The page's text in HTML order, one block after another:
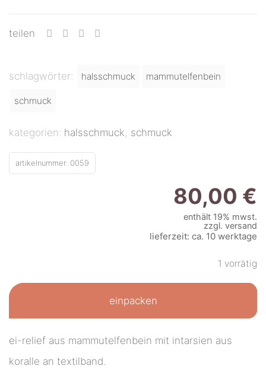
teilen
schlagwörter: halsschmuck mammutelfenbein
schmuck
kategorien: halsschmuck, schmuck
artikelnummer: 0059
80,00 €
enthält 19% mwst.
zzgl. versand
lieferzeit: ca. 10 werktage
1 vorrätig
einpacken
ei-relief aus mammutelfenbein mit intarsien aus
koralle an textilband.